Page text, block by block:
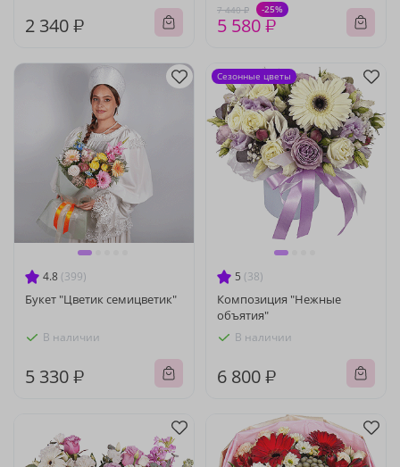
2 340 ₽
7 440 ₽ -25%
5 580 ₽
4.8 (399)
Букет "Цветик семицветик"
В наличии
5 330 ₽
5 (38)
Композиция "Нежные
объятия"
В наличии
6 800 ₽
Сезонные цветы